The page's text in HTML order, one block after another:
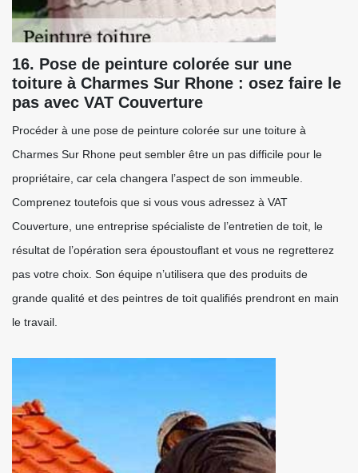
16. Pose de peinture colorée sur une
toiture à Charmes Sur Rhone : osez faire le
pas avec VAT Couverture
Procéder à une pose de peinture colorée sur une toiture à
Charmes Sur Rhone peut sembler être un pas difficile pour le
propriétaire, car cela changera l’aspect de son immeuble.
Comprenez toutefois que si vous vous adressez à VAT
Couverture, une entreprise spécialiste de l’entretien de toit, le
résultat de l’opération sera époustouflant et vous ne regretterez
pas votre choix. Son équipe n’utilisera que des produits de
grande qualité et des peintres de toit qualifiés prendront en main
le travail.